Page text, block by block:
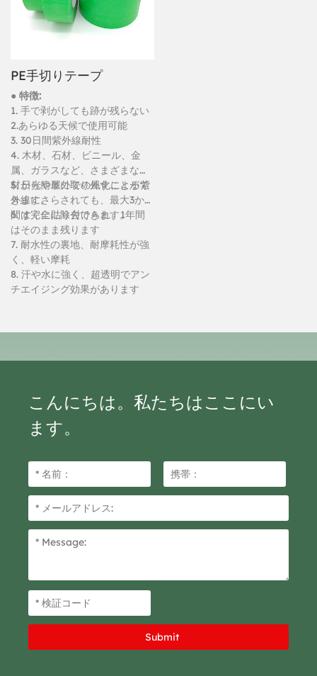
PE手切りテープ
● 特徴:
1. 手で剥がしても跡が残らない
2.あらゆる天候で使用可能
3. 30日間紫外線耐性
4. 木材、石材、ビニール、金
属、ガラスなど、さまざまな素
材から簡単に取り外すことがで
きます。
5. 日光や屋外での風化による紫
外線にさらされても、最大3か月
間は完全に除去できます。
6. すぐに貼り付けられ、1年間
はそのまま残ります
7. 耐水性の裏地、耐摩耗性が強
く、軽い摩耗
8. 汗や水に強く、超透明でアン
チエイジング効果があります
こんにちは。私たちはここにい
ます。